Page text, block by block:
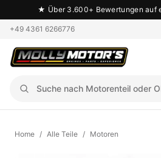
★ Über 3.600+ Bewertungen auf
+49 4361 6266776
Home / Alle Teile / Motoren